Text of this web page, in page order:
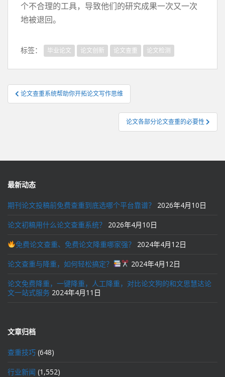
个不合理的工具，导致他们的研究成果一次又一次
地被退回。
标签： 毕业论文 论文创新 论文查重 论文检测
文
章
论文查重系统帮助你开拓论文写作思维
论文各部分论文查重的必要性
最新动态
期刊论文投稿前免费查重到底选哪个平台靠谱？ 2026年4月10日
论文初稿用什么论文查重系统？ 2026年4月10日
免费论文查重、免费论文降重哪家强？ 2024年4月12日
论文查重与降重，如何轻松搞定？ 2024年4月12日
论文免费降重，一键降重，人工降重，对比论文狗的和文思慧达论
文一站式服务 2024年4月11日
文章归档
查重技巧 (648)
行业新闻 (1,552)